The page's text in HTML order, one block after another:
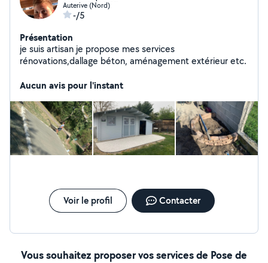
Auterive (Nord)
-/5
Présentation
je suis artisan je propose mes services
rénovations,dallage béton, aménagement extérieur etc.
Aucun avis pour l'instant
Voir le profil Contacter
Vous souhaitez proposer vos services de Pose de